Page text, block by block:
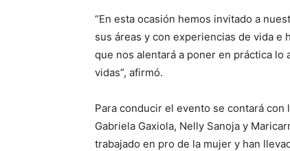
“En esta ocasión hemos invitado a
sus áreas y con experiencias de vida e
que nos alentará a poner en práctica
vidas”, afirmó.
Para conducir el evento se contará con
Gabriela Gaxiola, Nelly Sanoja y
trabajado en pro de la mujer y han